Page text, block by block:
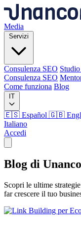
Media
Servizi
Consulenza SEO
Consulenza SEO
Come funziona Blog
IT
🇪🇸 Español 🇬🇧
Italiano
Accedi
Servizi
Consulenza SEO Studio
Come funziona Blog
Blog di
Scopri le ultime
far crescere il tuo